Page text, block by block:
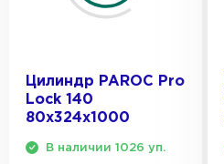
Цилиндр PAROC Pro
Lock 140
80х324х1000
В наличии 1026 уп.